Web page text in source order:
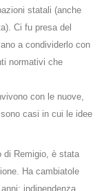
statali (anche
Ci fu presa del
a condividerlo con
normativi che
con le nuove,
casi in cui le idee
di Remigio, è stata
Ha cambiatole
indipendenza